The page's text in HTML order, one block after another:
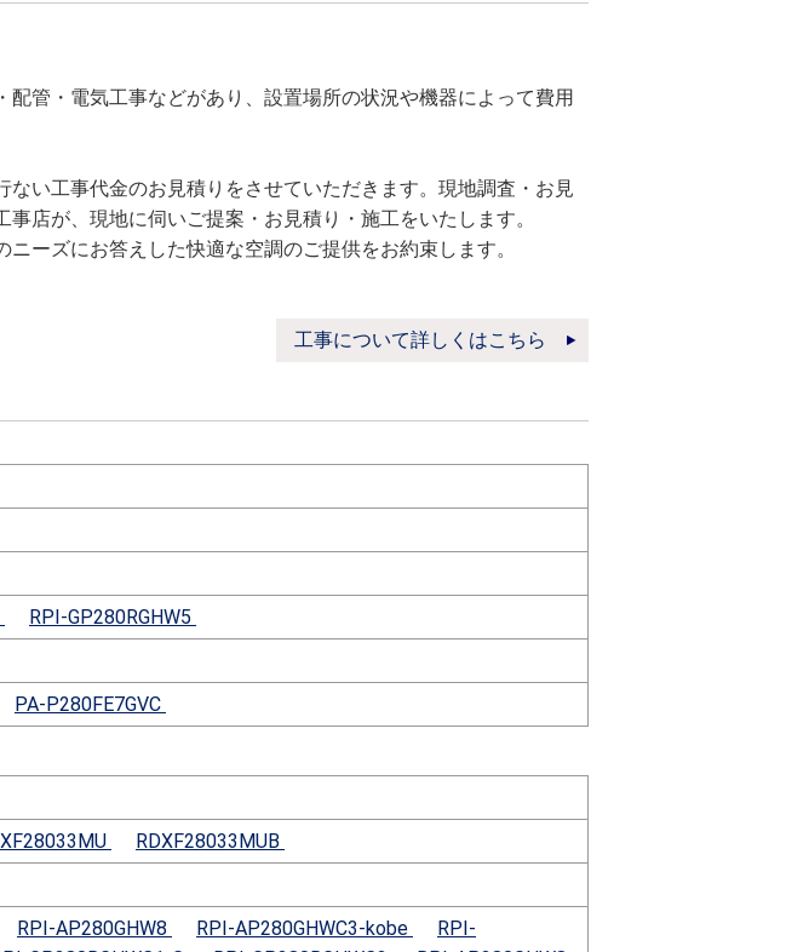
管・電気工事などがあり、設置場所の状況や機器によって費用
い工事代金のお見積りをさせていただきます。現地調査・お見
店が、現地に伺いご提案・お見積り・施工をいたします。
ニーズにお答えした快適な空調のご提供をお約束します。
工事について詳しくはこちら
RPI-GP280RGHW5
PA-P280FE7GVC
RDXF28033MUB
RPI-AP280GHW8 RPI-AP280GHWC3-kobe
RPI-